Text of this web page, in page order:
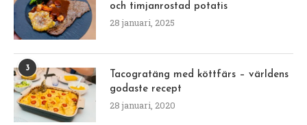
och timjanrostad potatis
28 januari, 2025
3
Tacogratäng med köttfärs – världens
godaste recept
28 januari, 2020